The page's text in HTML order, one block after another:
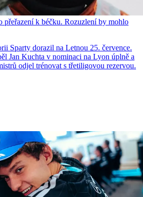
přeřazení k béčku. Rozuzlení by mohlo
Sparty dorazil na Letnou 25. července.
Jan Kuchta v nominaci na Lyon úplně a
odjel trénovat s třetiligovou rezervou.